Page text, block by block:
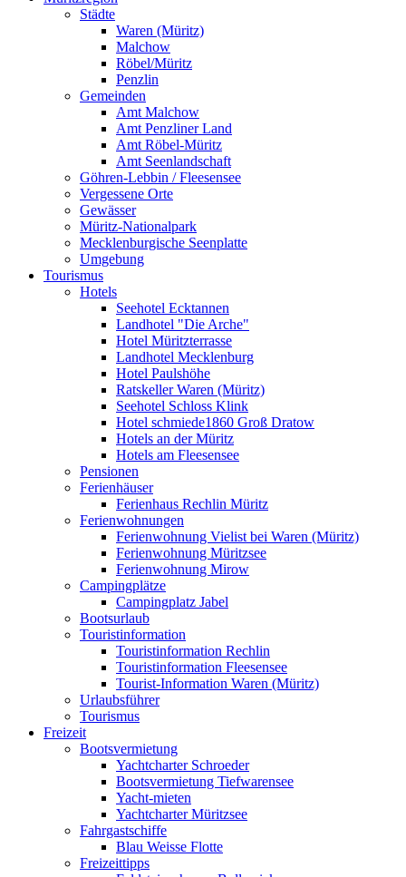
Städte
Waren (Müritz)
Malchow
Röbel/Müritz
Penzlin
Gemeinden
Amt Malchow
Amt Penzliner Land
Amt Röbel-Müritz
Amt Seenlandschaft
Göhren-Lebbin / Fleesensee
Vergessene Orte
Gewässer
Müritz-Nationalpark
Mecklenburgische Seenplatte
Umgebung
Tourismus
Hotels
Seehotel Ecktannen
Landhotel "Die Arche"
Hotel Müritzterrasse
Landhotel Mecklenburg
Hotel Paulshöhe
Ratskeller Waren (Müritz)
Seehotel Schloss Klink
Hotel schmiede1860 Groß Dratow
Hotels an der Müritz
Hotels am Fleesensee
Pensionen
Ferienhäuser
Ferienhaus Rechlin Müritz
Ferienwohnungen
Ferienwohnung Vielist bei Waren (Müritz)
Ferienwohnung Müritzsee
Ferienwohnung Mirow
Campingplätze
Campingplatz Jabel
Bootsurlaub
Touristinformation
Touristinformation Rechlin
Touristinformation Fleesensee
Tourist-Information Waren (Müritz)
Urlaubsführer
Tourismus
Freizeit
Bootsvermietung
Yachtcharter Schroeder
Bootsvermietung Tiefwarensee
Yacht-mieten
Yachtcharter Müritzsee
Fahrgastschiffe
Blau Weisse Flotte
Freizeittipps